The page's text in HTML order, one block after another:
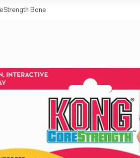
Bone